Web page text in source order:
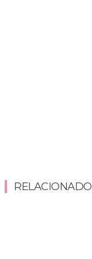
RELACIONADO